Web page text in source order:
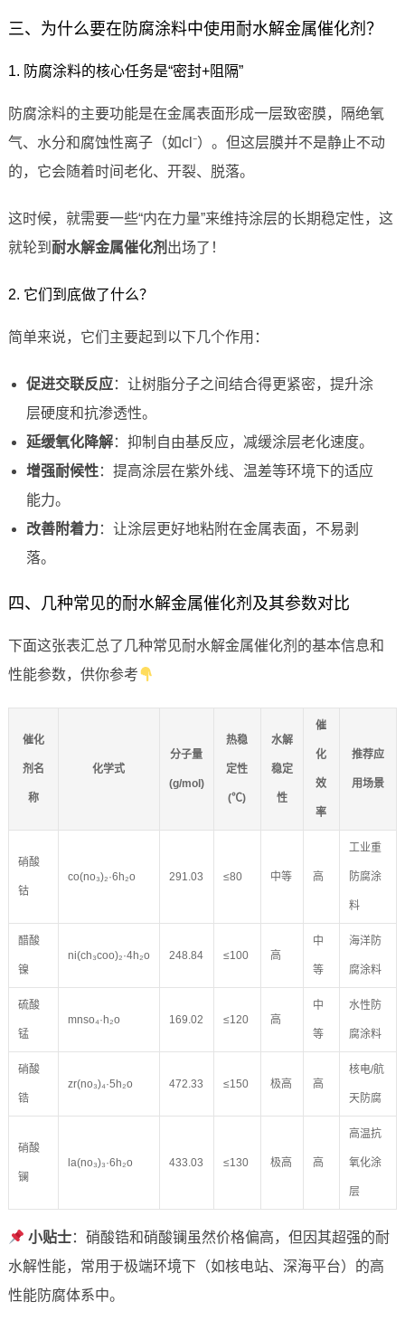
三、为什么要在防腐涂料中使用耐水解金属催化剂？
1. 防腐涂料的核心任务是“密封+阻隔”
防腐涂料的主要功能是在金属表面形成一层致密膜，隔绝氧
气、水分和腐蚀性离子（如cl⁻）。但这层膜并不是静止不动
的，它会随着时间老化、开裂、脱落。
这时候，就需要一些“内在力量”来维持涂层的长期稳定性，这
就轮到 耐水解金属催化剂 出场了！
2. 它们到底做了什么？
简单来说，它们主要起到以下几个作用：
促进交联反应：让树脂分子之间结合得更紧密，提升涂
层硬度和抗渗透性。
延缓氧化降解：抑制自由基反应，减缓涂层老化速度。
增强耐候性：提高涂层在紫外线、温差等环境下的适应
能力。
改善附着力：让涂层更好地粘附在金属表面，不易剥
落。
四、几种常见的耐水解金属催化剂及其参数对比
下面这张表汇总了几种常见耐水解金属催化剂的基本信息和
性能参数，供你参考
催化
剂名
称
化学式
分子量
(g/mol)
热稳
定性
(℃)
水解
稳定
性
催
化
效
率
推荐应
用场景
硝酸
钴
co(no₃)₂·6h₂o 291.03 ≤80 中等 高
工业重
防腐涂
料
醋酸
镍
ni(ch₃coo)₂·4h₂o 248.84 ≤100 高
中
等
海洋防
腐涂料
硫酸
锰
mnso₄·h₂o 169.02 ≤120 高
中
等
水性防
腐涂料
硝酸
锆
zr(no₃)₄·5h₂o 472.33 ≤150 极高 高
核电/航
天防腐
硝酸
镧
la(no₃)₃·6h₂o 433.03 ≤130 极高 高
高温抗
氧化涂
层
小贴士：硝酸锆和硝酸镧虽然价格偏高，但因其超强的耐
水解性能，常用于极端环境下（如核电站、深海平台）的高
性能防腐体系中。